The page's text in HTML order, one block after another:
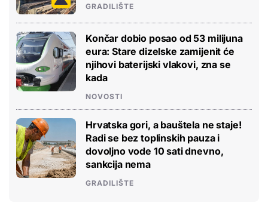
GRADILIŠTE
Končar dobio posao od 53 milijuna
eura: Stare dizelske zamijenit će
njihovi baterijski vlakovi, zna se
kada
NOVOSTI
Hrvatska gori, a bauštela ne staje!
Radi se bez toplinskih pauza i
dovoljno vode 10 sati dnevno,
sankcija nema
GRADILIŠTE